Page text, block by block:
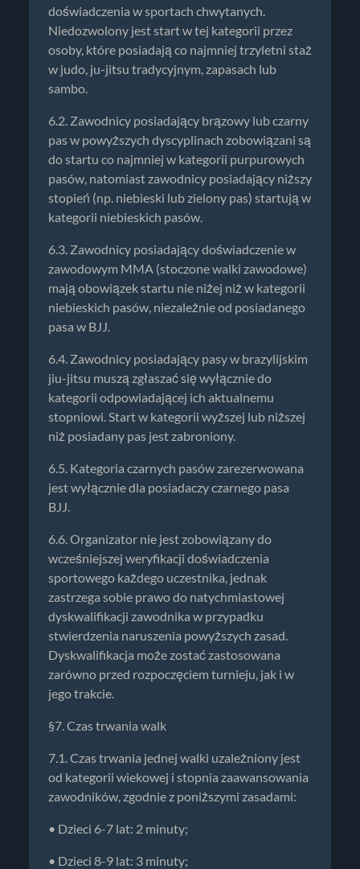
doświadczenia w sportach chwytanych.
Niedozwolony jest start w tej kategorii przez
osoby, które posiadają co najmniej trzyletni staż
w judo, ju-jitsu tradycyjnym, zapasach lub
sambo.
6.2. Zawodnicy posiadający brązowy lub czarny
pas w powyższych dyscyplinach zobowiązani są
do startu co najmniej w kategorii purpurowych
pasów, natomiast zawodnicy posiadający niższy
stopień (np. niebieski lub zielony pas) startują w
kategorii niebieskich pasów.
6.3. Zawodnicy posiadający doświadczenie w
zawodowym MMA (stoczone walki zawodowe)
mają obowiązek startu nie niżej niż w kategorii
niebieskich pasów, niezależnie od posiadanego
pasa w BJJ.
6.4. Zawodnicy posiadający pasy w brazylijskim
jiu-jitsu muszą zgłaszać się wyłącznie do
kategorii odpowiadającej ich aktualnemu
stopniowi. Start w kategorii wyższej lub niższej
niż posiadany pas jest zabroniony.
6.5. Kategoria czarnych pasów zarezerwowana
jest wyłącznie dla posiadaczy czarnego pasa
BJJ.
6.6. Organizator nie jest zobowiązany do
wcześniejszej weryfikacji doświadczenia
sportowego każdego uczestnika, jednak
zastrzega sobie prawo do natychmiastowej
dyskwalifikacji zawodnika w przypadku
stwierdzenia naruszenia powyższych zasad.
Dyskwalifikacja może zostać zastosowana
zarówno przed rozpoczęciem turnieju, jak i w
jego trakcie.
§7. Czas trwania walk
7.1. Czas trwania jednej walki uzależniony jest
od kategorii wiekowej i stopnia zaawansowania
zawodników, zgodnie z poniższymi zasadami:
• Dzieci 6-7 lat: 2 minuty;
• Dzieci 8-9 lat: 3 minuty;